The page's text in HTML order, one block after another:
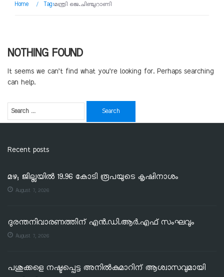
Home / Tag:മന്ത്രി ജെ.ചിഞ്ചുറാണി
NOTHING FOUND
It seems we can’t find what you’re looking for. Perhaps searching
can help.
Recent posts
മഴ; ജില്ലയില്‍ 19.96 കോടി രൂപയുടെ കൃഷിനാശം
August 7, 2026
ദുരന്തനിവാരണത്തിന് എൻ.ഡി.ആർ.എഫ് സംഘവും
August 7, 2026
പശുക്കളെ നഷ്ടപ്പെട്ട അനിൽകുമാറിന് ആശ്വാസവുമായി